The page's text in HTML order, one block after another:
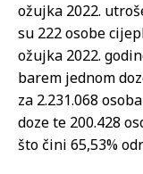
ožujka 2022.
su 222 osobe
ožujka 2022.
barem jednom
za 2.231.068
doze te 200.428
što čini 65,53%